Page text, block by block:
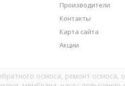
Производители
Контакты
Карта сайта
Акции
осмоса, ремонт